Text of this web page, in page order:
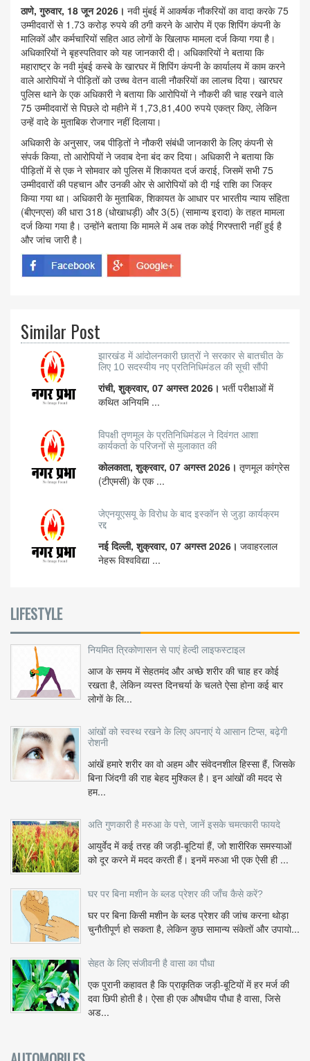
ठाणे, गुरुवार, 18 जून 2026। नवी मुंबई में आकर्षक नौकरियों का वादा करके 75
उम्मीदवारों से 1.73 करोड़ रुपये की ठगी करने के आरोप में एक शिपिंग कंपनी के
मालिकों और कर्मचारियों सहित आठ लोगों के खिलाफ मामला दर्ज किया गया है।
अधिकारियों ने बृहस्पतिवार को यह जानकारी दी। अधिकारियों ने बताया कि
महाराष्ट्र के नवी मुंबई कस्बे के खारघर में शिपिंग कंपनी के कार्यालय में काम करने
वाले आरोपियों ने पीड़ितों को उच्च वेतन वाली नौकरियों का लालच दिया। खारघर
पुलिस थाने के एक अधिकारी ने बताया कि आरोपियों ने नौकरी की चाह रखने वाले
75 उम्मीदवारों से पिछले दो महीने में 1,73,81,400 रुपये एकत्र किए, लेकिन
उन्हें वादे के मुताबिक रोजगार नहीं दिलाया।
अधिकारी के अनुसार, जब पीड़ितों ने नौकरी संबंधी जानकारी के लिए कंपनी से
संपर्क किया, तो आरोपियों ने जवाब देना बंद कर दिया। अधिकारी ने बताया कि
पीड़ितों में से एक ने सोमवार को पुलिस में शिकायत दर्ज कराई, जिसमें सभी 75
उम्मीदवारों की पहचान और उनकी ओर से आरोपियों को दी गई राशि का जिक्र
किया गया था। अधिकारी के मुताबिक, शिकायत के आधार पर भारतीय न्याय संहिता
(बीएनएस) की धारा 318 (धोखाधड़ी) और 3(5) (सामान्य इरादा) के तहत मामला
दर्ज किया गया है। उन्होंने बताया कि मामले में अब तक कोई गिरफ्तारी नहीं हुई है
और जांच जारी है।
Similar Post
झारखंड में आंदोलनकारी छात्रों ने सरकार से बातचीत के
लिए 10 सदस्यीय नए प्रतिनिधिमंडल की सूची सौंपी
रांची, शुक्रवार, 07 अगस्त 2026। भर्ती परीक्षाओं में
कथित अनियमि ...
विपक्षी तृणमूल के प्रतिनिधिमंडल ने दिवंगत आशा
कार्यकर्ता के परिजनों से मुलाकात की
कोलकाता, शुक्रवार, 07 अगस्त 2026। तृणमूल कांग्रेस
(टीएमसी) के एक ...
जेएनयूएसयू के विरोध के बाद इस्कॉन से जुड़ा कार्यक्रम
रद्द
नई दिल्ली, शुक्रवार, 07 अगस्त 2026। जवाहरलाल
नेहरू विश्वविद्या ...
LIFESTYLE
नियमित त्रिकोणासन से पाएं हेल्दी लाइफस्टाइल
आज के समय में सेहतमंद और अच्छे शरीर की चाह हर कोई
रखता है, लेकिन व्यस्त दिनचर्या के चलते ऐसा होना कई बार
लोगों के लि...
आंखों को स्वस्थ रखने के लिए अपनाएं ये आसान टिप्स, बढ़ेगी
रोशनी
आंखें हमारे शरीर का वो अहम और संवेदनशील हिस्सा हैं, जिसके
बिना जिंदगी की राह बेहद मुश्किल है। इन आंखों की मदद से
हम...
अति गुणकारी है मरुआ के पत्ते, जानें इसके चमत्कारी फायदे
आयुर्वेद में कई तरह की जड़ी-बूटियां हैं, जो शारीरिक समस्याओं
को दूर करने में मदद करती हैं। इनमें मरुआ भी एक ऐसी ही ...
घर पर बिना मशीन के ब्लड प्रेशर की जाँच कैसे करें?
घर पर बिना किसी मशीन के ब्लड प्रेशर की जांच करना थोड़ा
चुनौतीपूर्ण हो सकता है, लेकिन कुछ सामान्य संकेतों और उपायो...
सेहत के लिए संजीवनी है वासा का पौधा
एक पुरानी कहावत है कि प्राकृतिक जड़ी-बूटियों में हर मर्ज की
दवा छिपी होती है। ऐसा ही एक औषधीय पौधा है वासा, जिसे
अड...